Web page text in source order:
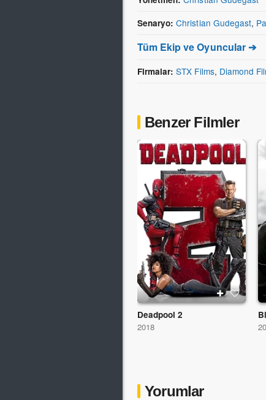
Senaryo: Christian Gudegast,
Tüm Ekip ve Oyuncular ➔
Firmalar: STX Films, Diamond
Benzer Filmler
Deadpool 2
2018
Yorumlar